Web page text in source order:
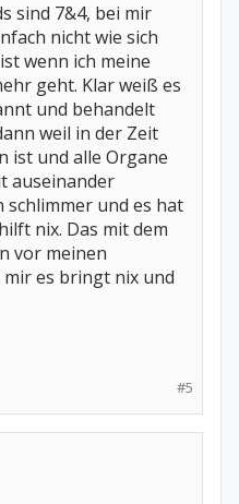
sind 7&4, bei mir
nicht wie sich
wenn ich meine
geht. Klar weiß es
und behandelt
weil in der Zeit
ist und alle Organe
auseinander
schlimmer und es hat
nix. Das mit dem
vor meinen
mir es bringt nix und
#5